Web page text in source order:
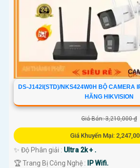
DS-J142I(STD)/NKS424W0H BỘ CAMERA
HÃNG HIKVISION
Giá Bán: 3,210,000 ₫
Giá Khuyến Mại:
✨ Độ Phân giải : Ultra 2k + .
🏆 Trang Bị Công Nghệ :
IP Wifi.